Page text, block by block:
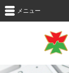
メニュー